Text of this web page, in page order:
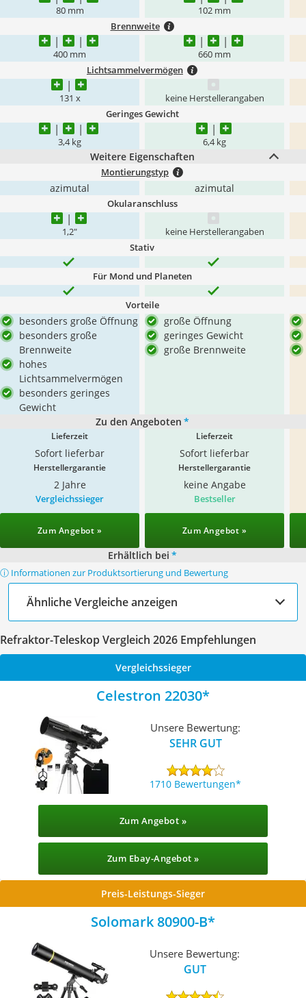
80 mm 102 mm
Brennweite
400 mm 660 mm
Lichtsammelvermögen
131 x keine Herstellerangaben
Geringes Gewicht
3,4 kg 6,4 kg
Weitere Eigenschaften
Montierungstyp
azimutal azimutal
Okularanschluss
1,2" keine Herstellerangaben
Stativ
Für Mond und Planeten
Vorteile
besonders große Öffnung
besonders große
Brennweite
hohes
Lichtsammelvermögen
besonders geringes
Gewicht
große Öffnung
geringes Gewicht
große Brennweite
Zu den Angeboten *
Lieferzeit
Sofort lieferbar
Lieferzeit
Sofort lieferbar
Herstellergarantie
2 Jahre
Herstellergarantie
keine Angabe
Vergleichssieger
Zum Angebot »
Bestseller
Zum Angebot »
Erhältlich bei *
ⓘ Informationen zur Produktsortierung und Bewertung
Ähnliche Vergleiche anzeigen
Refraktor-Teleskop Vergleich 2026 Empfehlungen
Vergleichssieger
Celestron 22030
Unsere Bewertung:
SEHR GUT
1710 Bewertungen
Zum Angebot »
Zum Ebay-Angebot »
Preis-Leistungs-Sieger
Solomark 80900-B
Unsere Bewertung:
GUT